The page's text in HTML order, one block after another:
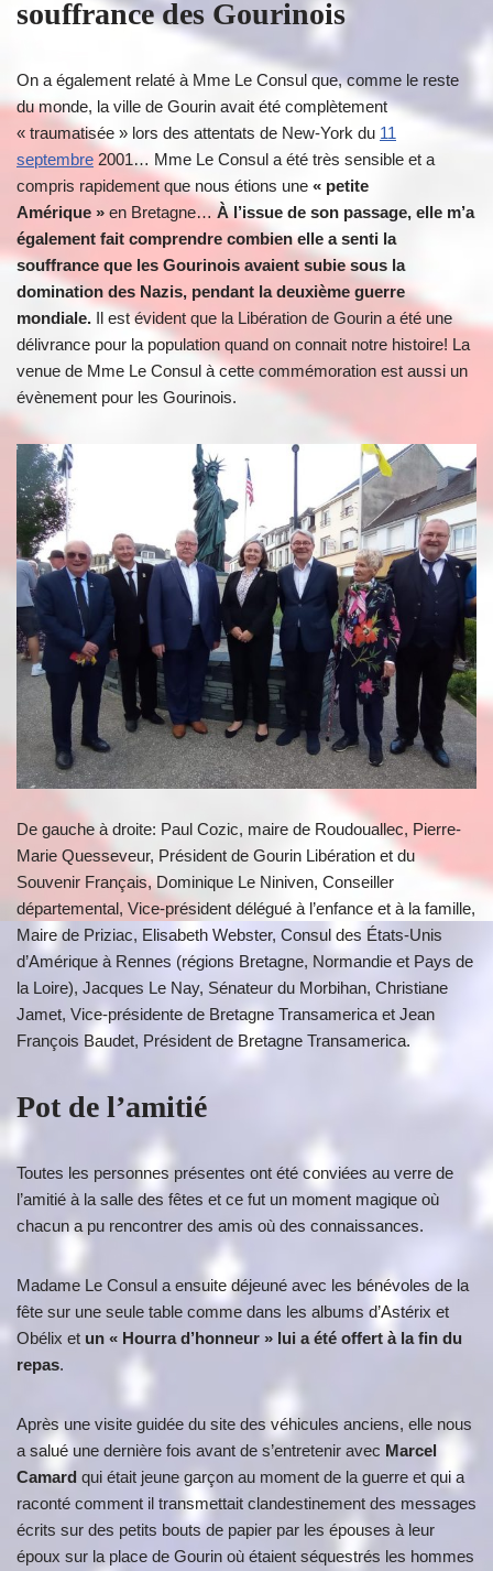
souffrance des Gourinois
On a également relaté à Mme Le Consul que, comme le reste
du monde, la ville de Gourin avait été complètement
« traumatisée » lors des attentats de New-York du 11
septembre 2001… Mme Le Consul a été très sensible et a
compris rapidement que nous étions une « petite
Amérique » en Bretagne…À l’issue de son passage, elle m’a
également fait comprendre combien elle a senti la
souffrance que les Gourinois avaient subie sous la
domination des Nazis, pendant la deuxième guerre
mondiale. Il est évident que la Libération de Gourin a été une
délivrance pour la population quand on connait notre histoire! La
venue de Mme Le Consul à cette commémoration est aussi un
évènement pour les Gourinois.
De gauche à droite: Paul Cozic, maire de Roudouallec, Pierre-
Marie Quesseveur, Président de Gourin Libération et du
Souvenir Français, Dominique Le Niniven, Conseiller
départemental, Vice-président délégué à l’enfance et à la famille,
Maire de Priziac, Elisabeth Webster, Consul des États-Unis
d’Amérique à Rennes (régions Bretagne, Normandie et Pays de
la Loire), Jacques Le Nay, Sénateur du Morbihan, Christiane
Jamet, Vice-présidente de Bretagne Transamerica et Jean
François Baudet, Président de Bretagne Transamerica.
Pot de l’amitié
Toutes les personnes présentes ont été conviées au verre de
l’amitié à la salle des fêtes et ce fut un moment magique où
chacun a pu rencontrer des amis où des connaissances.
Madame Le Consul a ensuite déjeuné avec les bénévoles de la
fête sur une seule table comme dans les albums d’Astérix et
Obélix et un « Hourra d’honneur » lui a été offert à la fin du
repas.
Après une visite guidée du site des véhicules anciens, elle nous
a salué une dernière fois avant de s’entretenir avec Marcel
Camard qui était jeune garçon au moment de la guerre et qui a
raconté comment il transmettait clandestinement des messages
écrits sur des petits bouts de papier par les épouses à leur
époux sur la place de Gourin où étaient séquestrés les hommes